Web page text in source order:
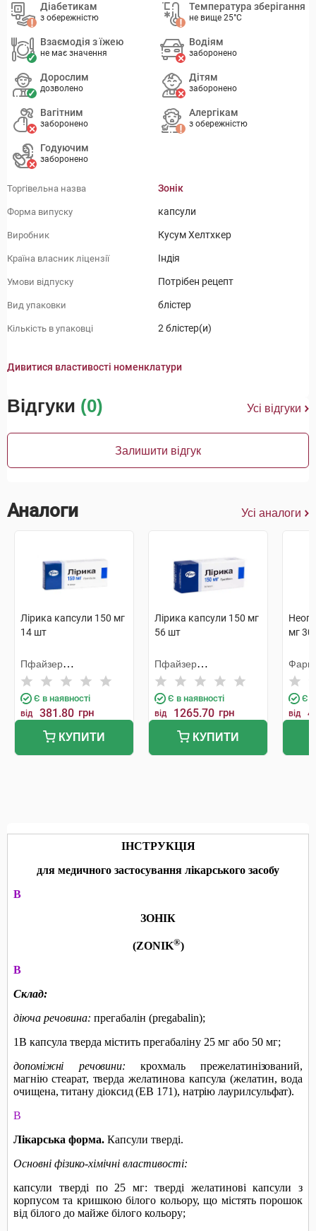
Діабетикам
з обережністю
Температура зберігання
не вище 25°C
Взаємодія з їжею
не має значення
Водіям
заборонено
Дорослим
дозволено
Дітям
заборонено
Вагітним
заборонено
Алергікам
з обережністю
Годуючим
заборонено
Торгівельна назва Зонік
Форма випуску капсули
Виробник Кусум Хелтхкер
Країна власник ліцензії Індія
Умови відпуску Потрібен рецепт
Вид упаковки блістер
Кількість в упаковці 2 блістер(и)
Дивитися властивості номенклатури
Відгуки (0) Усі відгуки
Залишити відгук
Аналоги Усі аналоги
Лірика капсули 150 мг
14 шт
Пфайзер
Менюфекчуринг
Дойчленд
Є в наявності
від 381.80 грн
КУПИТИ
Лірика капсули 150 мг
56 шт
Пфайзер
Менюфекчуринг
Дойчленд
Є в наявності
від 1265.70 грн
КУПИТИ
мг
Є в
від